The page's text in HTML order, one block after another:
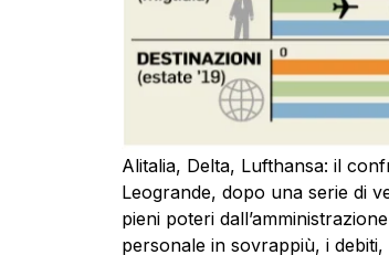
Alitalia, Delta, Lufthansa: il
Leogrande, dopo una serie di
pieni poteri
personale in sovrappiù, i